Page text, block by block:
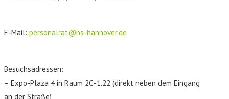
E-Mail:personalrat@hs-hannover.de
Besuchsadressen:
– Expo-Plaza 4 in Raum 2C.-1.22 (direkt neben dem Eingang
an der Straße)